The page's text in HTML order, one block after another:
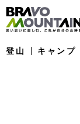
登山 キャンプ